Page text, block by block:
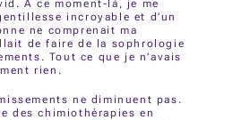
A ce moment-là, je me
incroyable et d’un
ne comprenait ma
de faire de la sophrologie
Tout ce que je n’avais
rien.
ne diminuent pas.
des chimiothérapies en